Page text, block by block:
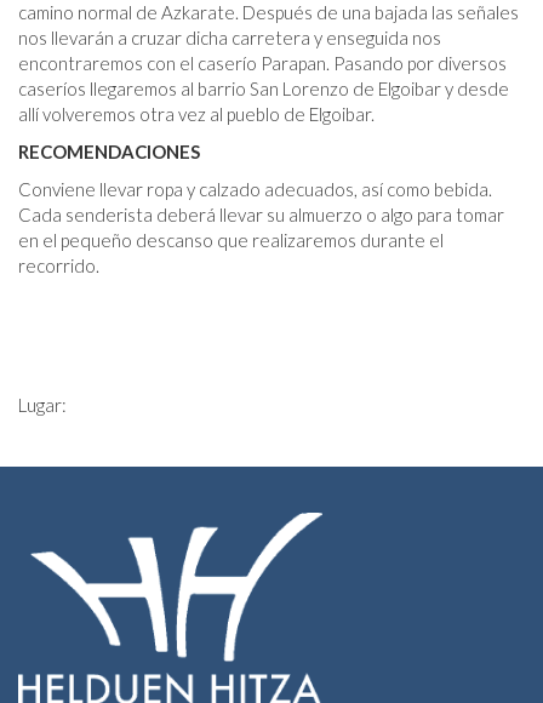
camino normal de Azkarate. Después de una bajada las señales
nos llevarán a cruzar dicha carretera y enseguida nos
encontraremos con el caserío Parapan. Pasando por diversos
caseríos llegaremos al barrio San Lorenzo de Elgoibar y desde
allí volveremos otra vez al pueblo de Elgoibar.
RECOMENDACIONES
Conviene llevar ropa y calzado adecuados, así como bebida.
Cada senderista deberá llevar su almuerzo o algo para tomar
en el pequeño descanso que realizaremos durante el
recorrido.
Lugar: